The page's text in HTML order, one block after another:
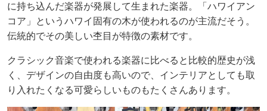
に持ち込んだ楽器が発展して生まれた楽器。「ハワイアン
コア」というハワイ固有の木が使われるのが主流だそう。
伝統的でその美しい杢目が特徴の素材です。
クラシック音楽で使われる楽器に比べると比較的歴史が浅
く、デザインの自由度も高いので、インテリアとしても取
り入れたくなる可愛らしいものもたくさんあります。